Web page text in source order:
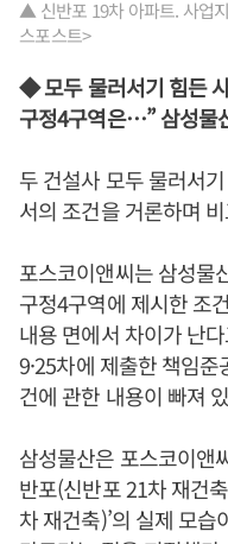
▲ 신반포 19차 아파트. 사업
스포스트>
◆ 모두 물러서기 힘든
구정4구역은…” 삼성물
두 건설사 모두 물러서
서의 조건을 거론하며
포스코이앤씨는 삼성물
구정4구역에 제시한 조
내용 면에서 차이가 난
9·25차에 제출한 책임
건에 관한 내용이 빠져
삼성물산은 포스코이앤
반포(신반포 21차 재건
차 재건축)’의 실제 모